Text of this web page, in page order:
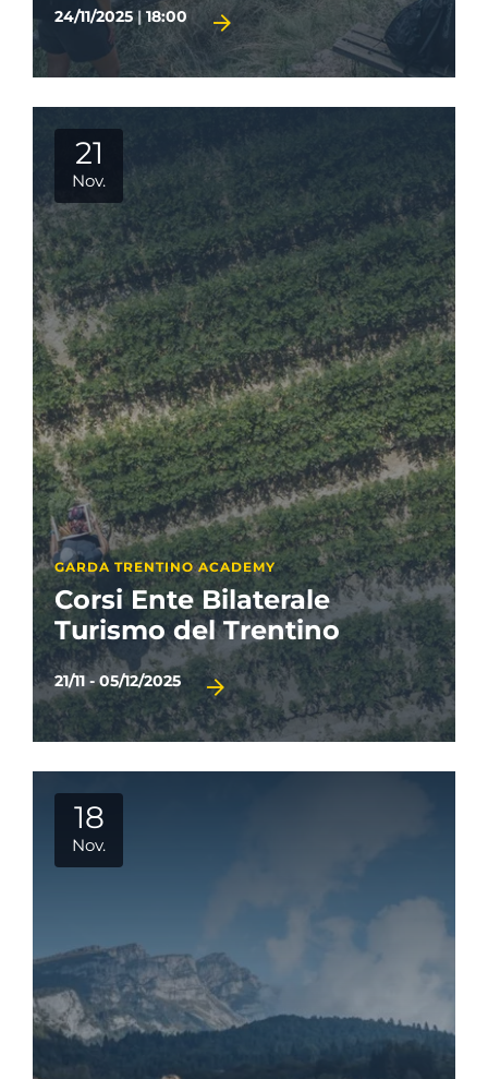
24/11/2025| 18:00
21
Nov.
GARDA TRENTINO ACADEMY
Corsi Ente Bilaterale
Turismo del Trentino
21/11 - 05/12/2025
18
Nov.